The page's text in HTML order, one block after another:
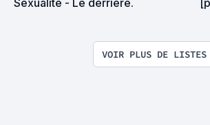
Sexualité - Le derrière.
VOIR PLUS DE LISTES